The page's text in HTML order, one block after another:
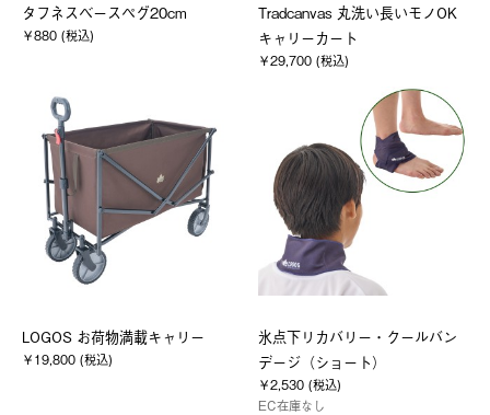
タフネスベースペグ20cm
￥880 (税込)
Tradcanvas 丸洗い長いモノOK
キャリーカート
￥29,700 (税込)
LOGOS お荷物満載キャリー
￥19,800 (税込)
氷点下リカバリー・クールバン
デージ（ショート）
￥2,530 (税込)
EC在庫なし